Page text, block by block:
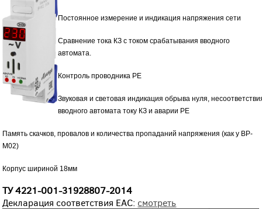
Постоянное измерение и индикация напряжения сети
Сравнение тока КЗ с током срабатывания вводного
автомата.
Контроль проводника РЕ
Звуковая и световая индикация обрыва нуля,
вводного автомата току КЗ и аварии РЕ
Память скачков, провалов и количества пропаданий напряжения (как у ВР-
М02)
Корпус шириной 18мм
ТУ 4221-001-31928807-2014
Декларация соответствия EAC: смотреть